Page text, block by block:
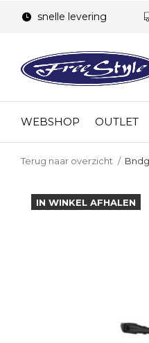
WEBSHOP OUTLET
snelle levering
Terug naar overzicht
IN WINKEL AFHALEN